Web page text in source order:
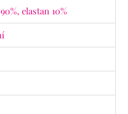
elastan 10%